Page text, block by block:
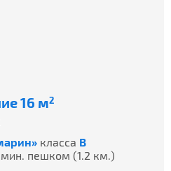
16 м2
класса B
мин. пешком (1.2 км.)